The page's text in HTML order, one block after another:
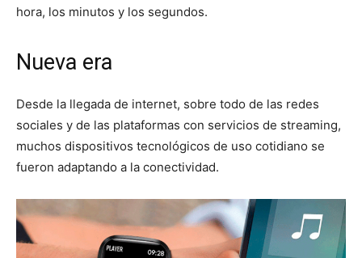
hora, los minutos y los segundos.
Nueva era
Desde la llegada de internet, sobre todo de las redes
sociales y de las plataformas con servicios de streaming,
muchos dispositivos tecnológicos de uso cotidiano se
fueron adaptando a la conectividad.